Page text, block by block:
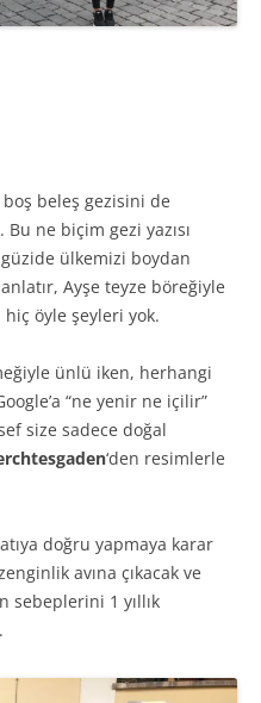
boş beleş gezisini de
ne biçim gezi yazısı
ülkemizi boydan
Ayşe teyze böreğiyle
hiç öyle şeyleri yok.
ünlü iken, herhangi
“ne yenir ne içilir”
size sadece doğal
‘den resimlerle
doğru yapmaya karar
avına çıkacak ve
sebeplerini 1 yıllık